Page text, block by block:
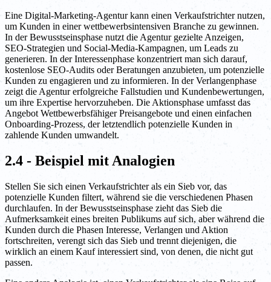
Eine Digital-Marketing-Agentur kann einen Verkaufstrichter nutzen,
um Kunden in einer wettbewerbsintensiven Branche zu gewinnen.
In der Bewusstseinsphase nutzt die Agentur gezielte Anzeigen,
SEO-Strategien und Social-Media-Kampagnen, um Leads zu
generieren. In der Interessenphase konzentriert man sich darauf,
kostenlose SEO-Audits oder Beratungen anzubieten, um potenzielle
Kunden zu engagieren und zu informieren. In der Verlangenphase
zeigt die Agentur erfolgreiche Fallstudien und Kundenbewertungen,
um ihre Expertise hervorzuheben. Die Aktionsphase umfasst das
Angebot Wettbewerbsfähiger Preisangebote und einen einfachen
Onboarding-Prozess, der letztendlich potenzielle Kunden in
zahlende Kunden umwandelt.
2.4 - Beispiel mit Analogien
Stellen Sie sich einen Verkaufstrichter als ein Sieb vor, das
potenzielle Kunden filtert, während sie die verschiedenen Phasen
durchlaufen. In der Bewusstseinsphase zieht das Sieb die
Aufmerksamkeit eines breiten Publikums auf sich, aber während die
Kunden durch die Phasen Interesse, Verlangen und Aktion
fortschreiten, verengt sich das Sieb und trennt diejenigen, die
wirklich an einem Kauf interessiert sind, von denen, die nicht gut
passen.